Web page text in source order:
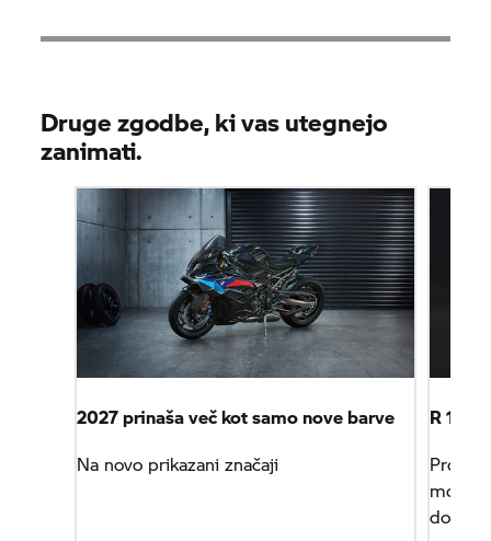
Druge zgodbe, ki vas utegnejo
zanimati.
2027 prinaša več kot samo nove barve
Na novo prikazani značaji
R 18